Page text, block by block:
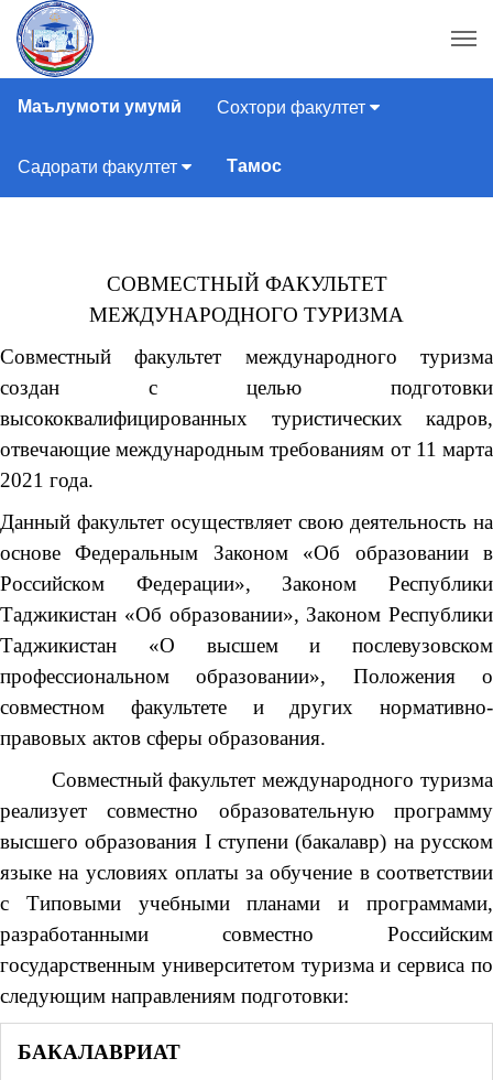
Маълумоти умумӣ Сохтори факултет
Садорати факултет Тамос
СОВМЕСТНЫЙ ФАКУЛЬТЕТ
МЕЖДУНАРОДНОГО ТУРИЗМА
Совместный факультет международного туризма
создан с целью подготовки
высококвалифицированных туристических кадров,
отвечающие международным требованиям от 11 марта
2021 года.
Данный факультет осуществляет свою деятельность на
основе Федеральным Законом «Об образовании в
Российском Федерации», Законом Республики
Таджикистан «Об образовании», Законом Республики
Таджикистан «О высшем и послевузовском
профессиональном образовании», Положения о
совместном факультете и других нормативно-
правовых актов сферы образования.
Совместный факультет международного туризма
реализует совместно образовательную программу
высшего образования I ступени (бакалавр) на русском
языке на условиях оплаты за обучение в соответствии
с Типовыми учебными планами и программами,
разработанными совместно Российским
государственным университетом туризма и сервиса по
следующим направлениям подготовки:
БАКАЛАВРИАТ